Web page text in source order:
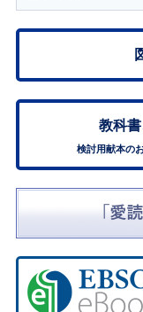
教科書
検討用献本の